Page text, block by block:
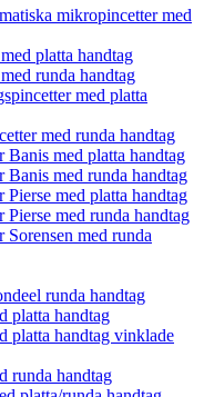
mikropincetter med
platta handtag
runda handtag
med platta
med runda handtag
Banis med platta handtag
Banis med runda handtag
Pierse med platta handtag
Pierse med runda handtag
Sorensen med runda
runda handtag
platta handtag
platta handtag vinklade
runda handtag